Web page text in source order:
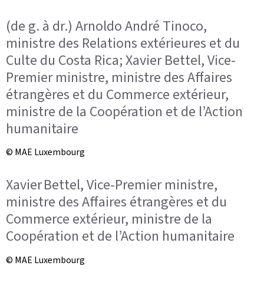
(de g. à dr.) Arnoldo André Tinoco,
ministre des Relations extérieures et du
Culte du Costa Rica; Xavier Bettel, Vice-
Premier ministre, ministre des Affaires
étrangères et du Commerce extérieur,
ministre de la Coopération et de l’Action
humanitaire
© MAE Luxembourg
Xavier Bettel, Vice-Premier ministre,
ministre des Affaires étrangères et du
Commerce extérieur, ministre de la
Coopération et de l’Action humanitaire
© MAE Luxembourg